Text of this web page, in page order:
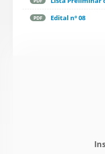
PDF Edital nº 08